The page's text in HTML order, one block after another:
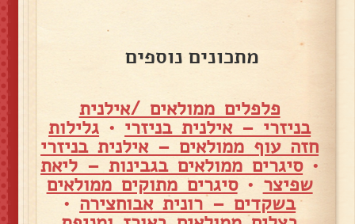
מתכונים נוספים
פלפלים ממולאים /אילנית
בניזרי – אילנית בניזרי • גלילות
חזה עוף ממולאים – אילנית בניזרי
•סיגרים ממולאים בגבינות – ליאת
שפיצר •סיגרים מתוקים ממולאים
בשקדים – רונית אבוחצירה •